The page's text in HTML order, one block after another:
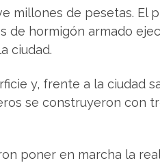
millones de pesetas. El
de hormigón armado
ciudad.
y, frente a la ciudad
se construyeron con
poner en marcha la